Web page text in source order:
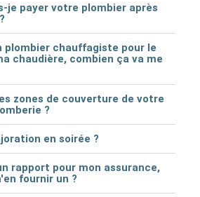
je payer votre plombier après
plombier chauffagiste pour le
chaudière, combien ça va me
zones de couverture de votre
?
en soirée ?
rapport pour mon assurance,
fournir un ?